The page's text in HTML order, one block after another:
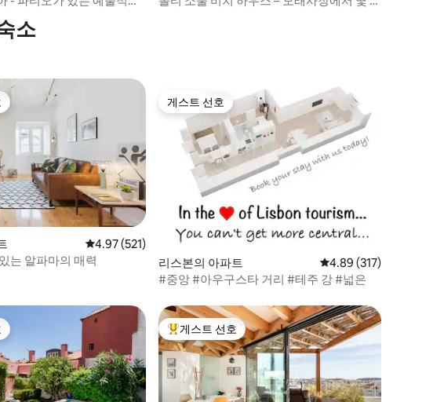
소
개 평점 4.97점(5점 만점), 후기 521개
4.97 (521)
는 알파마의 매력
게스트 선호
게스트 선호
리스본의 아파트 평점 4.89점(5점 만점),
4.89 (317)
#중앙 #아우구스타 거리 #테주 강 #넓은
상위 게스트 선호
게스트 선호